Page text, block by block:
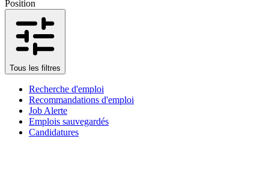
Position
Tous les filtres
Recherche d'emploi
Recommandations d'emploi
Job Alerte
Emplois sauvegardés
Candidatures